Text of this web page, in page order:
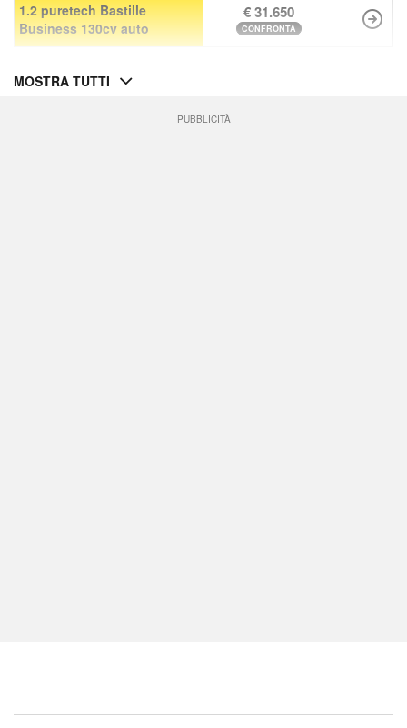
1.2 puretech Bastille
Business 130cv auto
€ 31.650
CONFRONTA
MOSTRA TUTTI
PUBBLICITÀ